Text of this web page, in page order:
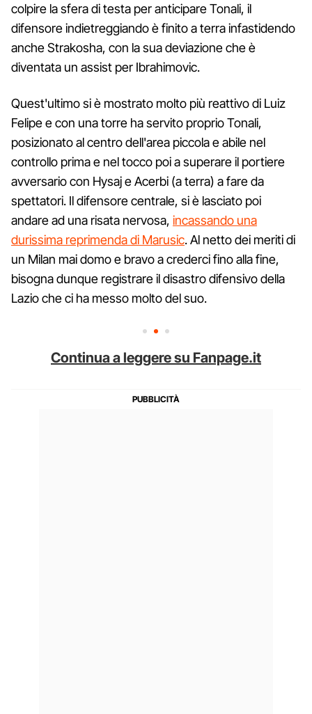
colpire la sfera di testa per anticipare Tonali, il
difensore indietreggiando è finito a terra infastidendo
anche Strakosha, con la sua deviazione che è
diventata un assist per Ibrahimovic.
Quest'ultimo si è mostrato molto più reattivo di Luiz
Felipe e con una torre ha servito proprio Tonali,
posizionato al centro dell'area piccola e abile nel
controllo prima e nel tocco poi a superare il portiere
avversario con Hysaj e Acerbi (a terra) a fare da
spettatori. Il difensore centrale, si è lasciato poi
andare ad una risata nervosa, incassando una
durissima reprimenda di Marusic. Al netto dei meriti di
un Milan mai domo e bravo a crederci fino alla fine,
bisogna dunque registrare il disastro difensivo della
Lazio che ci ha messo molto del suo.
Continua a leggere su Fanpage.it